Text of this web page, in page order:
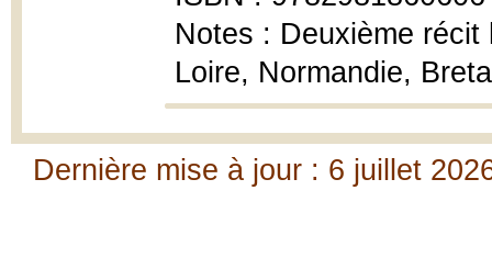
Notes : Deuxième récit
Loire, Normandie,
Dernière mise à jour : 6 juillet